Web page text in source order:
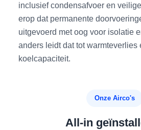
inclusief condensafvoer en
erop dat permanente
uitgevoerd met oog voor isolatie
anders leidt dat tot warmteverlies
koelcapaciteit.
Onze Airco's
All-in